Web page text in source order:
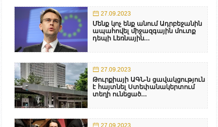
27.09.2023
Մենք կոչ ենք անում Ադրբեջանին
ապահովել միջազգային մուտք
դեպի Լեռնային...
27.09.2023
Թուրքիայի ԱԳՆ-ն ցավակցություն
է հայտնել Ստեփանակերտում
տեղի ունեցած...
27.09.2023